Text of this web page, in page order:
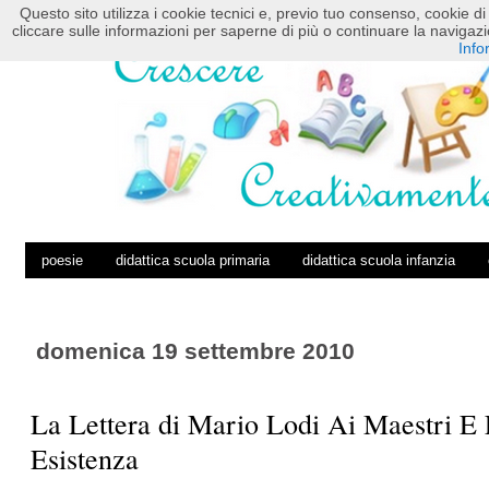
HOME POSTS RSS COMMENTS RSS
poesie didattica scuola primaria didattica scuola infanzia
domenica 19 settembre 2010
La Lettera di Mario Lodi Ai Maestri E
Esistenza
Questo sito utilizza i cookie tecnici e, previo tuo consenso, cookie
cliccare sulle informazioni per saperne di più o continuare la